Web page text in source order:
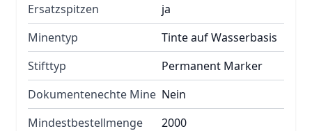
Ersatzspitzen
ja
Minentyp
Tinte auf Wasserbasis
Stifttyp
Permanent Marker
Dokumentenechte Mine Nein
Mindestbestellmenge
2000